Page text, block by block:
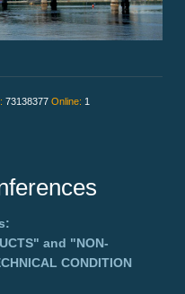
73138377 Online: 1
and "NON-
CONDITION